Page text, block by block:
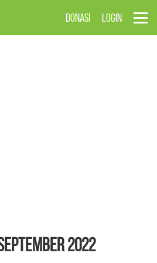
DONASI LOGIN
2022